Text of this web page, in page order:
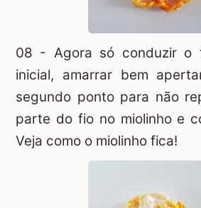
08 - Agora só conduzir o
inicial, amarrar bem
segundo ponto para não
parte do fio no miolinho e
Veja como o miolinho fica!